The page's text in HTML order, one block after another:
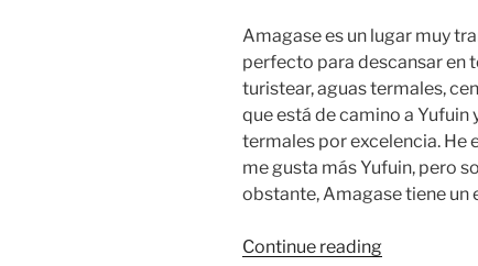
Amagase es un lugar muy
perfecto para descansar en
turistear, aguas termales,
que está de camino a Yufuin
termales por excelencia. He
me gusta más Yufuin, pero
obstante, Amagase tiene un
Continue reading“Amagase”